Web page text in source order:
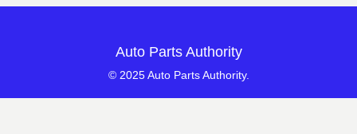
Auto Parts Authority
© 2025 Auto Parts Authority.